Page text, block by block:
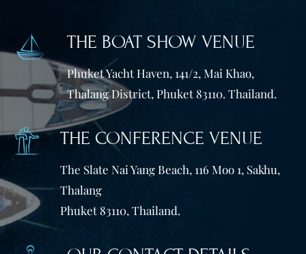
THE BOAT SHOW VENUE
Phuket Yacht Haven, 141/2, Mai Khao,
Thalang District, Phuket 83110. Thailand.
THE CONFERENCE VENUE
The Slate Nai Yang Beach, 116 Moo 1, Sakhu,
Thalang
Phuket 83110, Thailand.